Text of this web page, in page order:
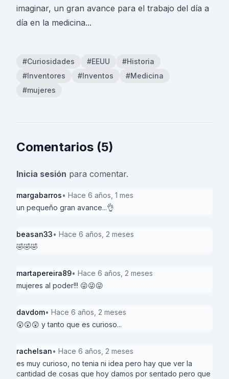
imaginar, un gran avance para el trabajo del día a
día en la medicina...
#Curiosidades #EEUU
#Historia
#Inventores
#Inventos
#Medicina
#mujeres
Comentarios (5)
Inicia sesión para comentar.
margabarros• Hace 6 años, 1 mes
un pequeño gran avance...👌
beasan33• Hace 6 años, 2 meses
🤣🤣🤣
martapereira89• Hace 6 años, 2 meses
mujeres al poder!!! 😜😜😜
davdom• Hace 6 años, 2 meses
😲😲😲 y tanto que es curioso...
rachelsan• Hace 6 años, 2 meses
es muy curioso, no tenia ni idea pero hay que ver la
cantidad de cosas que hoy damos por sentado pero que